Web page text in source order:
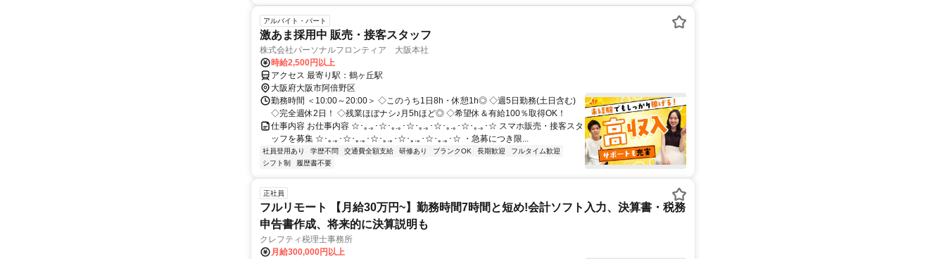
アルバイト・パート
激あま採用中 販売・接客スタッフ
株式会社パーソナルフロンティア 大阪本社
時給2,500円以上
アクセス 最寄り駅：鶴ヶ丘駅
大阪府大阪市阿倍野区
勤務時間 ＜10:00～20:00＞ ◇このうち1日8h・休憩1h◎ ◇週5日勤務(土日含む)
◇完全週休2日！ ◇残業ほぼナシ♪月5hほど◎ ◇希望休＆有給100％取得OK！
仕事内容 お仕事内容 ☆･｡.｡･☆･｡.｡･☆･｡.｡･☆･｡.｡･☆･｡.｡･☆ スマホ販売・接客スタ
ッフを募集 ☆･｡.｡･☆･｡.｡･☆･｡.｡･☆･｡.｡･☆･｡.｡･☆ ・急募につき限...
社員登用あり 学歴不問 交通費全額支給 研修あり ブランクOK 長期歓迎
フルタイム歓迎
シフト制
履歴書不要
正社員
フルリモート 【月給30万円~】勤務時間7時間と短め!会計ソフト入力、決算書・税務
申告書作成、将来的に決算説明も
クレフティ税理士事務所
月給300,000円以上